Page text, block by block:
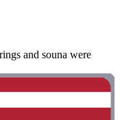
and souna were